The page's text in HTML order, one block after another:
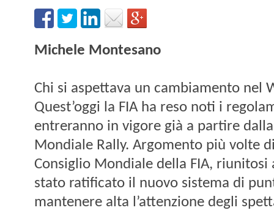
Michele Montesano
Chi si aspettava un cambiamento nel
Quest’oggi la FIA ha reso noti i
entreranno in vigore già a partire
Mondiale Rally. Argomento più volte
Consiglio Mondiale della FIA, riunitosi
stato ratificato il nuovo sistema di
mantenere alta l’attenzione degli